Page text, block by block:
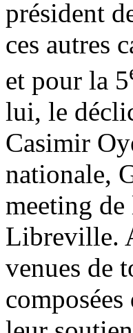
président
ces autres
et pour la 5
lui, le
Casimir
nationale,
meeting de
Libreville.
venues de